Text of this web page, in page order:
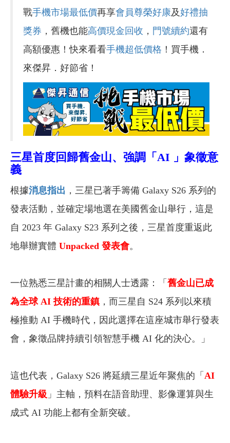
戰手機市場最低價再享會員尊榮好康及好禮抽
獎券 ，舊機也能高價現金回收 ， 門號續約還有
高額優惠！快來看看手機超低價格 ！買手機．
來傑昇．好節省！
三星首度回歸舊金山、強調「AI 」象徵意
義
根據消息指出 ，三星已著手籌備 Galaxy S26 系列的
發表活動，並確定場地選在美國舊金山舉行，這是
自 2023 年 Galaxy S23 系列之後，三星首度重返此
地舉辦實體 Unpacked 發表會。
一位熟悉三星計畫的相關人士透露：「 舊金山已成
為全球 AI 技術的重鎮，而三星自 S24 系列以來積
極推動 AI 手機時代，因此選擇在這座城市舉行發表
會，象徵品牌持續引領智慧手機 AI 化的決心。」
這也代表，Galaxy S26 將延續三星近年聚焦的「 AI
體驗升級 」主軸，預料在語音助理、影像運算與生
成式 AI 功能上都有全新突破。